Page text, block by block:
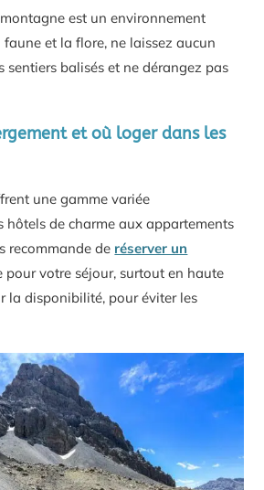
est un environnement
faune et la flore, ne laissez aucun
sentiers balisés et ne dérangez pas
et où loger dans les
une gamme variée
hôtels de charme aux appartements
recommande de réserver un
pour votre séjour, surtout en haute
la disponibilité, pour éviter les